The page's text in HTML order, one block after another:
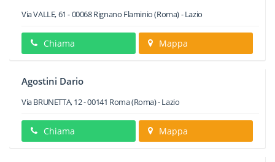
Via VALLE, 61 -00068Rignano Flaminio(Roma) -Lazio
Chiama Mappa
Agostini Dario
Via BRUNETTA, 12-00141 Roma(Roma) -Lazio
Chiama Mappa